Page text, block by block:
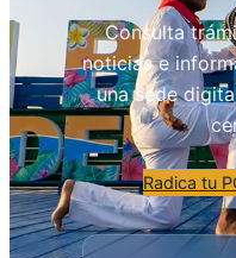
Consulta
noticias e
una sede
Radica tu